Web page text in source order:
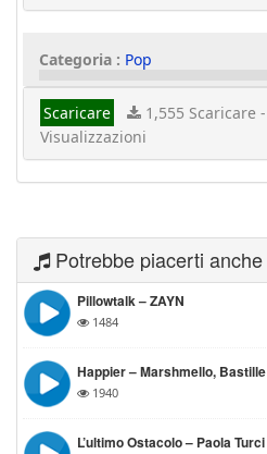
Categoria : Pop
Scaricare 1,555 Scaricare -
Visualizzazioni
Potrebbe piacerti anche
Pillowtalk – ZAYN
1484
Happier – Marshmello, Bastille
1940
L’ultimo Ostacolo – Paola Turci